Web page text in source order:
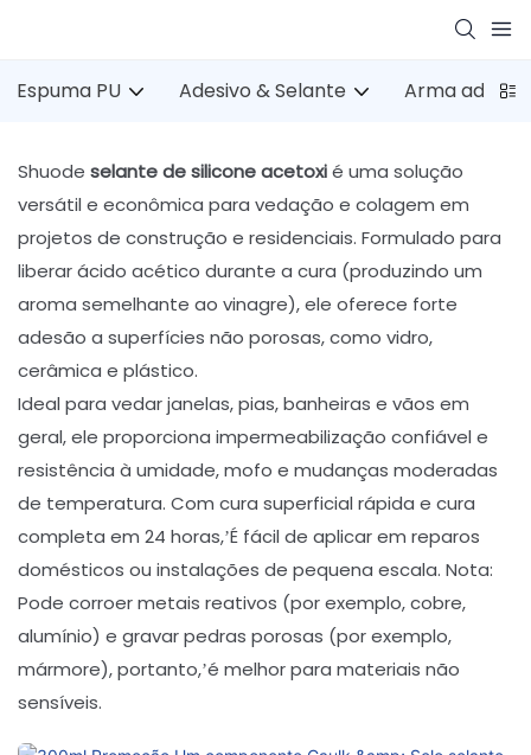
Espuma PU Adesivo & Selante Arma adesiva
Shuode selante de silicone acetoxié uma solução
versátil e econômica para vedação e colagem em
projetos de construção e residenciais. Formulado para
liberar ácido acético durante a cura (produzindo um
aroma semelhante ao vinagre), ele oferece forte
adesão a superfícies não porosas, como vidro,
cerâmica e plástico.
Ideal para vedar janelas, pias, banheiras e vãos em
geral, ele proporciona impermeabilização confiável e
resistência à umidade, mofo e mudanças moderadas
de temperatura. Com cura superficial rápida e cura
completa em 24 horas,’É fácil de aplicar em reparos
domésticos ou instalações de pequena escala. Nota:
Pode corroer metais reativos (por exemplo, cobre,
alumínio) e gravar pedras porosas (por exemplo,
mármore), portanto,’é melhor para materiais não
sensíveis.